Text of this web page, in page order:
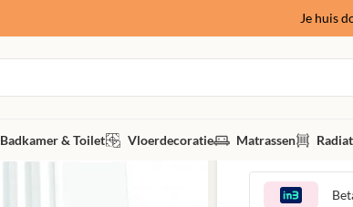
Je huis
Badkamer & Toilet Vloerdecoratie Matrassen